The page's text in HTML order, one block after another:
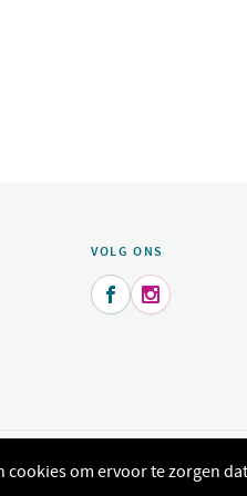
VOLG ONS
 
- Dagje uit, heerlijk uit eten,
cookies om ervoor te zorgen